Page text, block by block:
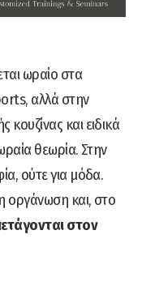
ωραίο στα
αλλά στην
κουζίνας και ειδικά
θεωρία. Στην
ούτε για μόδα.
οργάνωση και, στο
στον